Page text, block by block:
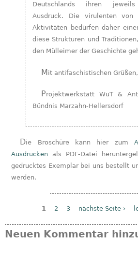
Deutschlands ihren jeweils
Ausdruck. Die virulenten von
Aktivitäten bedürfen daher
diese Strukturen und
den Mülleimer der Geschichte
Mit antifaschistischen Grüßen,
Projektwerkstatt WuT & Antifaschistisches
Bündnis Marzahn-Hellersdorf
Die Broschüre kann hier zum
Ausdrucken als PDF-Datei
gedrucktes Exemplar bei uns bestellt
werden.
Seiten
1 2 3 nächste Seite ›
Neuen Kommentar